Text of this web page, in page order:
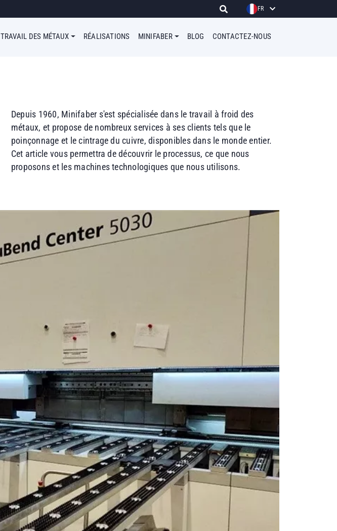
FR
TRAVAIL DES MÉTAUX RÉALISATIONS MINIFABER BLOG CONTACTEZ-NOUS
Depuis 1960, Minifaber s'est spécialisée dans le travail à froid des
métaux, et propose de nombreux services à ses clients tels que le
poinçonnage et le cintrage du cuivre, disponibles dans le monde entier.
Cet article vous permettra de découvrir le processus, ce que nous
proposons et les machines technologiques que nous utilisons.